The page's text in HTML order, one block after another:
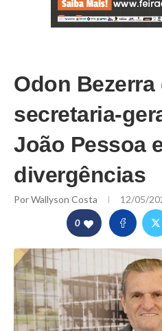
Odon Bezerra
secretaria-
João Pessoa
divergências
PorWallyson Costa 12/05/
0